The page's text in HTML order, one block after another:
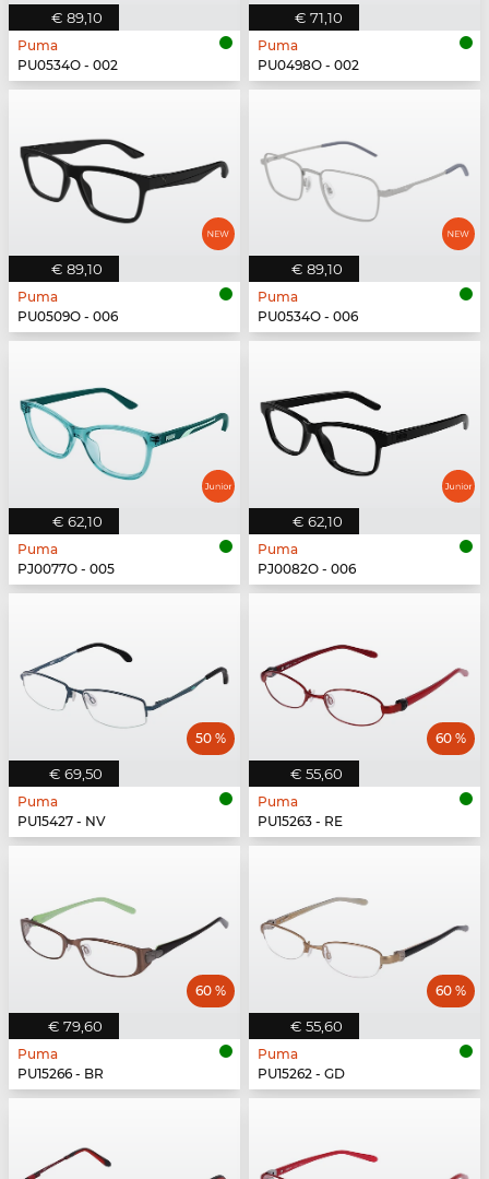
€ 89,10
Puma
PU0534O - 002
€ 71,10
Puma
PU0498O - 002
€ 89,10
Puma
PU0509O - 006
€ 89,10
Puma
PU0534O - 006
€ 62,10
Puma
PJ0077O - 005
€ 62,10
Puma
PJ0082O - 006
€ 69,50
50 %
Puma
PU15427 - NV
€ 55,60
60 %
Puma
PU15263 - RE
€ 79,60
60 %
Puma
PU15266 - BR
€ 55,60
60 %
Puma
PU15262 - GD